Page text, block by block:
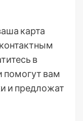
карта
в
помогут вам
и предложат